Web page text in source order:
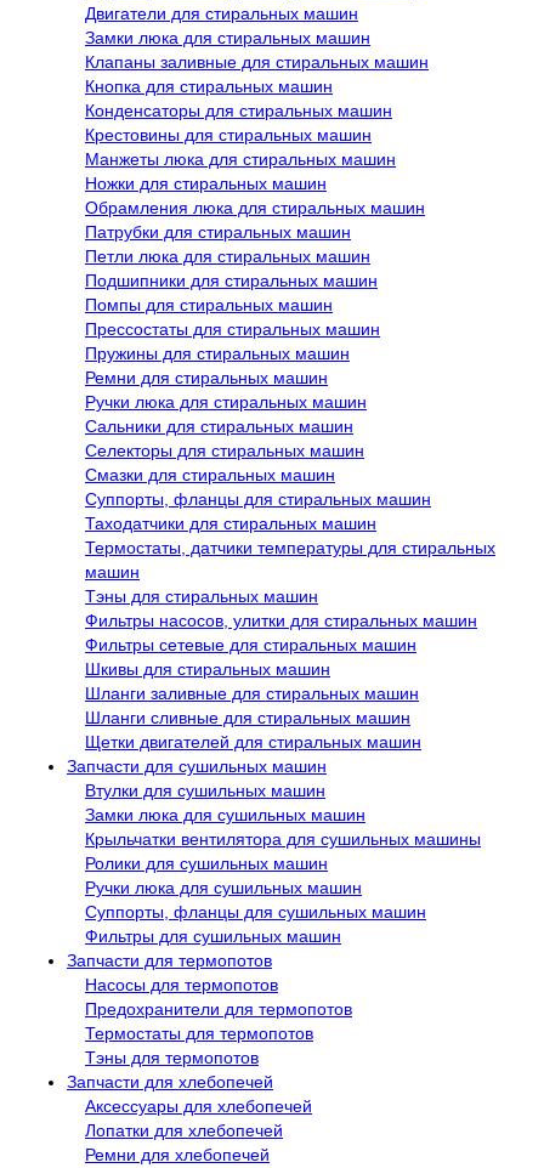
Двигатели для стиральных машин
Замки люка для стиральных машин
Клапаны заливные для стиральных машин
Кнопка для стиральных машин
Конденсаторы для стиральных машин
Крестовины для стиральных машин
Манжеты люка для стиральных машин
Ножки для стиральных машин
Обрамления люка для стиральных машин
Патрубки для стиральных машин
Петли люка для стиральных машин
Подшипники для стиральных машин
Помпы для стиральных машин
Прессостаты для стиральных машин
Пружины для стиральных машин
Ремни для стиральных машин
Ручки люка для стиральных машин
Сальники для стиральных машин
Селекторы для стиральных машин
Смазки для стиральных машин
Суппорты, фланцы для стиральных машин
Таходатчики для стиральных машин
Термостаты, датчики температуры для стиральных
машин
Тэны для стиральных машин
Фильтры насосов, улитки для стиральных машин
Фильтры сетевые для стиральных машин
Шкивы для стиральных машин
Шланги заливные для стиральных машин
Шланги сливные для стиральных машин
Щетки двигателей для стиральных машин
Запчасти для сушильных машин
Втулки для сушильных машин
Замки люка для сушильных машин
Крыльчатки вентилятора для сушильных машины
Ролики для сушильных машин
Ручки люка для сушильных машин
Суппорты, фланцы для сушильных машин
Фильтры для сушильных машин
Запчасти для термопотов
Насосы для термопотов
Предохранители для термопотов
Термостаты для термопотов
Тэны для термопотов
Запчасти для хлебопечей
Аксессуары для хлебопечей
Лопатки для хлебопечей
Ремни для хлебопечей